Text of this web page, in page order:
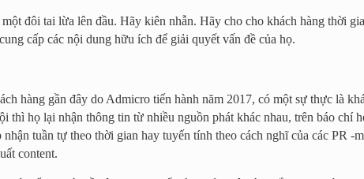
đôi tai lừa lên đầu. Hãy kiên nhẫn. Hãy cho cho khách hàng thời
cấp các nội dung hữu ích để giải quyết vấn đề của họ.
hàng gần đây do Admicro tiến hành năm 2017, có một sự thực là
thì họ lại nhận thông tin từ nhiều nguồn phát khác nhau, trên báo chí
tuần tự theo thời gian hay tuyến tính theo cách nghĩ của các PR
content.